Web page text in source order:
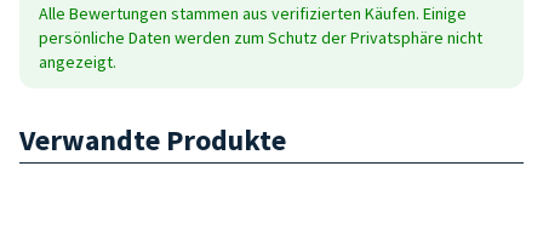
Alle Bewertungen stammen aus verifizierten Käufen. Einige
persönliche Daten werden zum Schutz der Privatsphäre nicht
angezeigt.
Verwandte Produkte